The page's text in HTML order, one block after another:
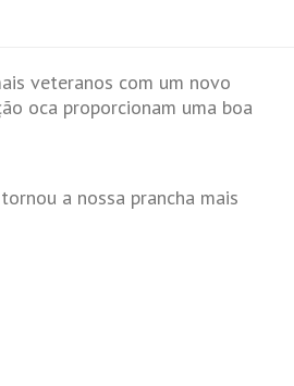
veteranos com um novo
oca proporcionam uma boa
a nossa prancha mais